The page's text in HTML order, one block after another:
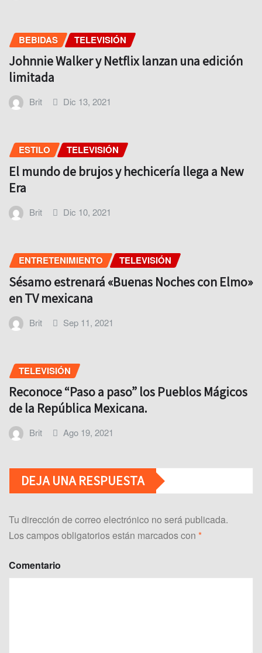
BEBIDAS TELEVISIÓN
Johnnie Walker y Netflix lanzan una edición
limitada
Brit Dic 13, 2021
ESTILO TELEVISIÓN
El mundo de brujos y hechicería llega a New
Era
Brit Dic 10, 2021
ENTRETENIMIENTO TELEVISIÓN
Sésamo estrenará «Buenas Noches con Elmo»
en TV mexicana
Brit Sep 11, 2021
TELEVISIÓN
Reconoce “Paso a paso” los Pueblos Mágicos
de la República Mexicana.
Brit Ago 19, 2021
DEJA UNA RESPUESTA
Tu dirección de correo electrónico no será publicada.
Los campos obligatorios están marcados con *
Comentario